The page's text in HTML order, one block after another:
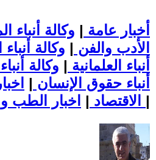
أخبار عامة | وكالة أنباء
الأدب والفن | وكالة أنباء
أنباء العلمانية | وكالة
أنباء حقوق الإنسان |
الاقتصاد | |